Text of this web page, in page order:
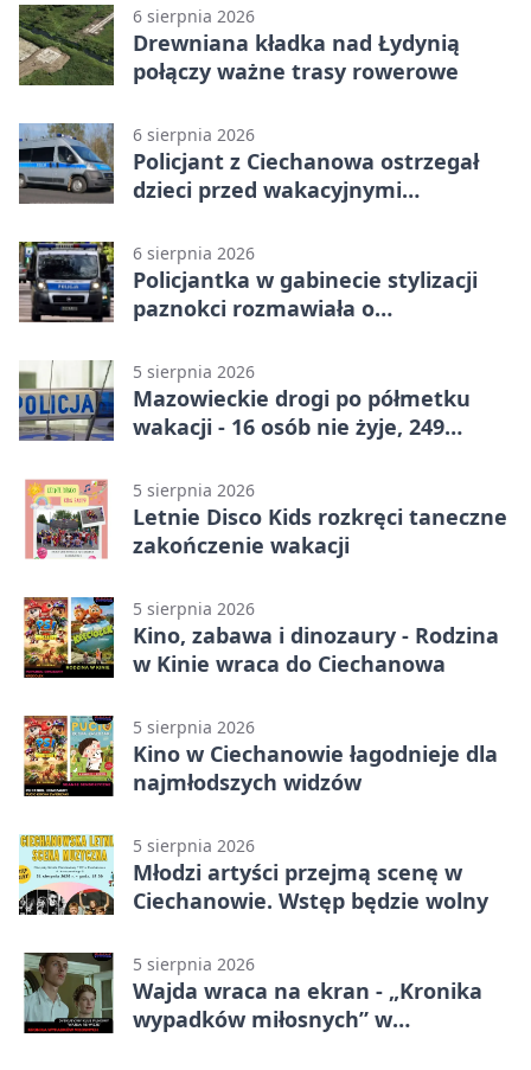
6 sierpnia 2026
Drewniana kładka nad Łydynią
połączy ważne trasy rowerowe
6 sierpnia 2026
Policjant z Ciechanowa ostrzegał
dzieci przed wakacyjnymi
6 sierpnia 2026
Policjantka w gabinecie stylizacji
paznokci rozmawiała o
5 sierpnia 2026
Mazowieckie drogi po półmetku
wakacji - 16 osób nie żyje, 249
5 sierpnia 2026
Letnie Disco Kids rozkręci taneczne
zakończenie wakacji
5 sierpnia 2026
Kino, zabawa i dinozaury - Rodzina
w Kinie wraca do Ciechanowa
5 sierpnia 2026
Kino w Ciechanowie łagodnieje dla
najmłodszych widzów
5 sierpnia 2026
Młodzi artyści przejmą scenę w
Ciechanowie. Wstęp będzie wolny
5 sierpnia 2026
Wajda wraca na ekran - „Kronika
wypadków miłosnych” w